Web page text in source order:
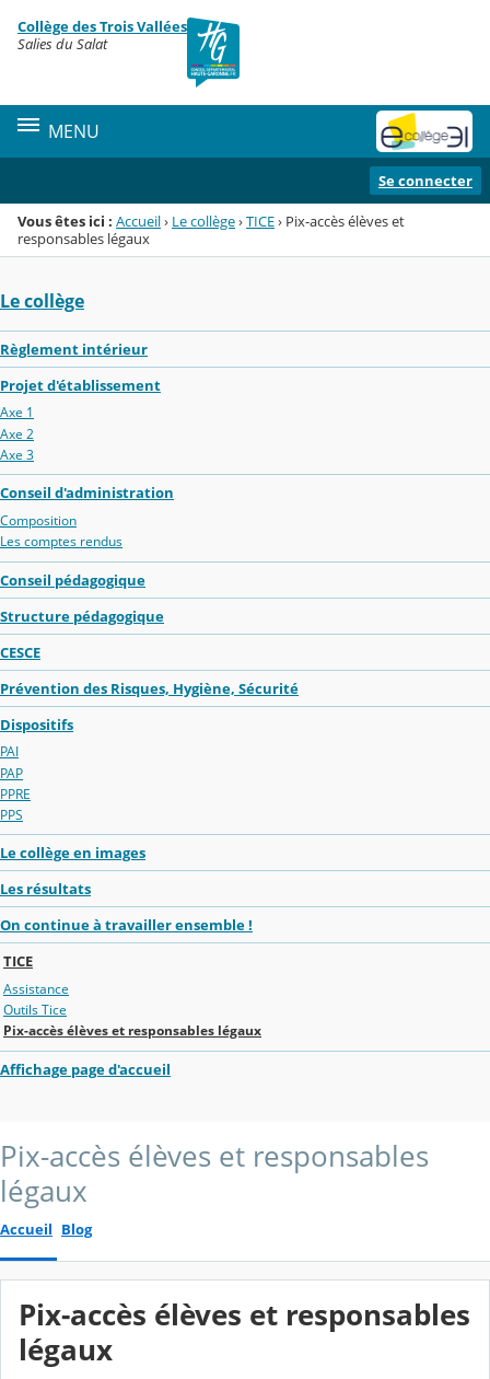
Menu de la rubrique
Contenu
Collège des Trois Vallées
Salies du Salat
MENU
Se connecter
Vous êtes ici : Accueil› Le collège›TICE› Pix-accès élèves et
responsables légaux
Le collège
Règlement intérieur
Projet d'établissement
Axe 1
Axe 2
Axe 3
Conseil d'administration
Composition
Les comptes rendus
Conseil pédagogique
Structure pédagogique
CESCE
Prévention des Risques, Hygiène, Sécurité
Dispositifs
PAI
PAP
PPRE
PPS
Le collège en images
Les résultats
On continue à travailler ensemble !
TICE
Assistance
Outils Tice
Pix-accès élèves et responsables légaux
Affichage page d'accueil
Pix-accès élèves et responsables
légaux
Accueil Blog
Pix-accès élèves et responsables
légaux